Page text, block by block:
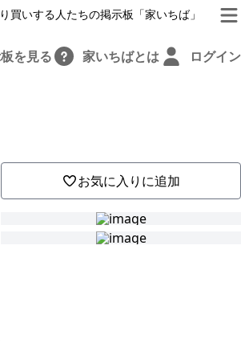
買いする人たちの掲示板「家いちば」
を見る 家いちばとは ログイン
お気に入りに追加